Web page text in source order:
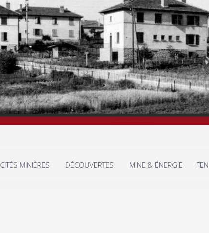
CITÉS MINIÈRES DÉCOUVERTES MINE & ÉNERGIE